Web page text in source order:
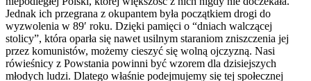
Jednak ich przegrana z okupantem była początkiem drogi do
wyzwolenia w 89′ roku. Dzięki pamięci o “dniach walczącej
stolicy”, która oparła się nawet usilnym staraniom zniszczenia jej
przez komunistów, możemy cieszyć się wolną ojczyzną. Nasi
rówieśnicy z Powstania powinni być wzorem dla dzisiejszych
młodych ludzi. Dlatego właśnie podejmujemy się tej społecznej